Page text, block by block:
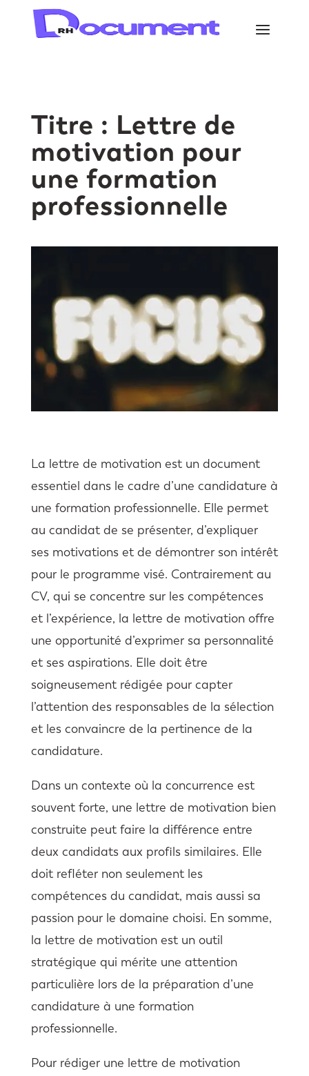
Titre : Lettre de
motivation pour
une formation
professionnelle
La lettre de motivation est un document
essentiel dans le cadre d’une candidature à
une formation professionnelle. Elle permet
au candidat de se présenter, d’expliquer
ses motivations et de démontrer son intérêt
pour le programme visé. Contrairement au
CV, qui se concentre sur les compétences
et l’expérience, la lettre de motivation offre
une opportunité d’exprimer sa personnalité
et ses aspirations. Elle doit être
soigneusement rédigée pour capter
l’attention des responsables de la sélection
et les convaincre de la pertinence de la
candidature.
Dans un contexte où la concurrence est
souvent forte, une lettre de motivation bien
construite peut faire la différence entre
deux candidats aux profils similaires. Elle
doit refléter non seulement les
compétences du candidat, mais aussi sa
passion pour le domaine choisi. En somme,
la lettre de motivation est un outil
stratégique qui mérite une attention
particulière lors de la préparation d’une
candidature à une formation
professionnelle.
Pour rédiger une lettre de motivation